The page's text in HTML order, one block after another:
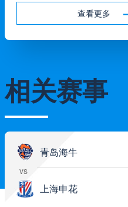
05月26日 AC米兰vs蒙扎全场
标签
2025年5月25日
标签
查看更多
相关赛事
青岛海牛
vs
上海申花